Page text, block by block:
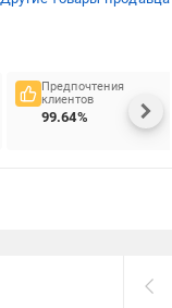
Предпочтения
клиентов
99.64%